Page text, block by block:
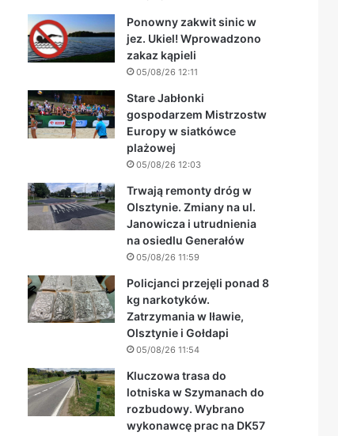
Ponowny zakwit sinic w
jez. Ukiel! Wprowadzono
zakaz kąpieli
05/08/26 12:11
Stare Jabłonki
gospodarzem Mistrzostw
Europy w siatkówce
plażowej
05/08/26 12:03
Trwają remonty dróg w
Olsztynie. Zmiany na ul.
Janowicza i utrudnienia
na osiedlu Generałów
05/08/26 11:59
Policjanci przejęli ponad 8
kg narkotyków.
Zatrzymania w Iławie,
Olsztynie i Gołdapi
05/08/26 11:54
Kluczowa trasa do
lotniska w Szymanach do
rozbudowy. Wybrano
wykonawcę prac na DK57